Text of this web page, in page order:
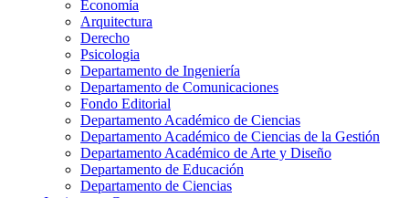
Economía
Arquitectura
Derecho
Psicologia
Departamento de Ingeniería
Departamento de Comunicaciones
Fondo Editorial
Departamento Académico de Ciencias
Departamento Académico de Ciencias de la Gestión
Departamento Académico de Arte y Diseño
Departamento de Educación
Departamento de Ciencias